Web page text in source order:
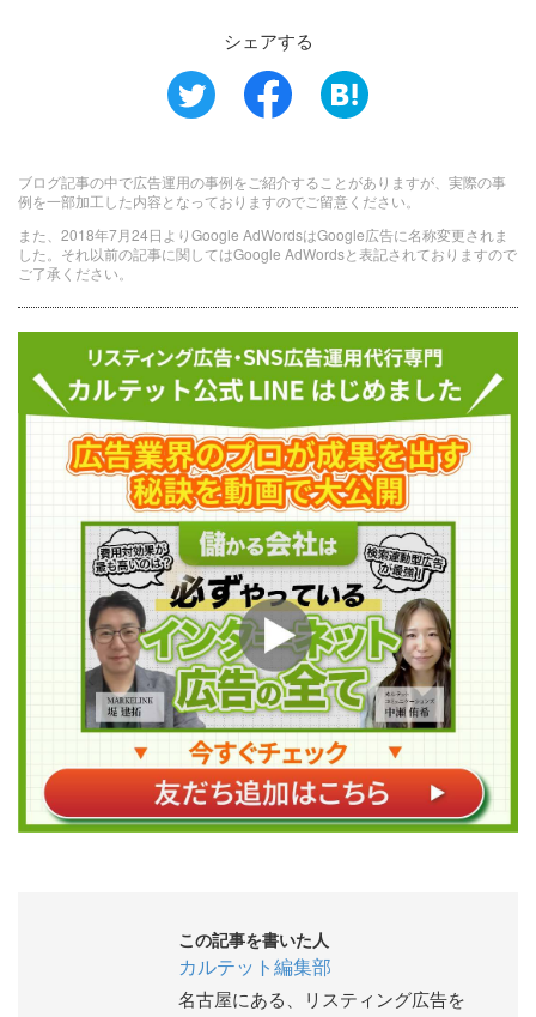
シェアする
ブログ記事の中で広告運用の事例をご紹介することがありますが、実際の事
例を一部加工した内容となっておりますのでご留意ください。
また、2018年7月24日よりGoogle AdWordsはGoogle広告に名称変更されま
した。それ以前の記事に関してはGoogle AdWordsと表記されておりますので
ご了承ください。
この記事を書いた人
カルテット編集部
名古屋にある、リスティング広告を